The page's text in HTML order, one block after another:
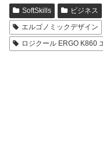
SoftSkills ビジネス
エルゴノミックデザイン
ロジクール ERGO K860